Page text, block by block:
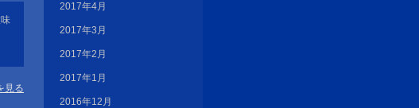
見る
2017年4月
2017年3月
2017年2月
2017年1月
2016年12月